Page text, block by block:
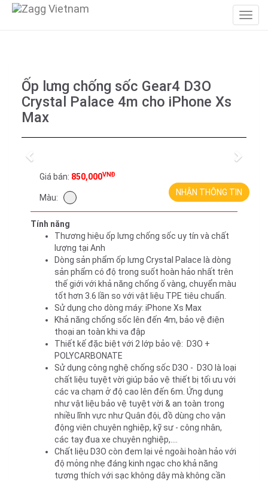
Ốp lưng chống sốc Gear4 D3O
Crystal Palace 4m cho iPhone Xs
Max
Previous Next
Giá bán: 850,000VNĐ
Màu:
NHẬN THÔNG TIN
Tính năng
Thương hiệu ốp lưng chống sốc uy tín và chất
lượng tại Anh
Dòng sản phẩm ốp lưng Crystal Palace là dòng
sản phẩm có độ trong suốt hoàn hảo nhất trên
thế giới với khả năng chống ố vàng, chuyển màu
tốt hơn 3.6 lần so với vật liệu TPE tiêu chuẩn.
Sử dụng cho dòng máy: iPhone Xs Max
Khả năng chống sốc lên đến 4m, bảo vệ điện
thoại an toàn khi va đập
Thiết kế đặc biệt với 2 lớp bảo vệ: D3O +
POLYCARBONATE
Sử dụng công nghệ chống sốc D3O - D3O là loại
chất liệu tuyệt vời giúp bảo vệ thiết bị tối ưu với
các va chạm ở độ cao lên đến 6m. Ứng dụng
như vật liệu bảo vệ tuyệt vời & an toàn trong
nhiều lĩnh vực như Quân đội, đồ dùng cho vận
động viên chuyên nghiệp, kỹ sư - công nhân,
các tay đua xe chuyên nghiệp,....
Chất liệu D3O còn đem lại vẻ ngoài hoàn hảo với
độ mỏng nhẹ đáng kinh ngạc cho khả năng
tương thích với sạc không dây mà không cần